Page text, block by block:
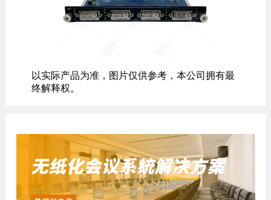
以实际产品为准，图片仅供参考，本公司拥有最
终解释权。